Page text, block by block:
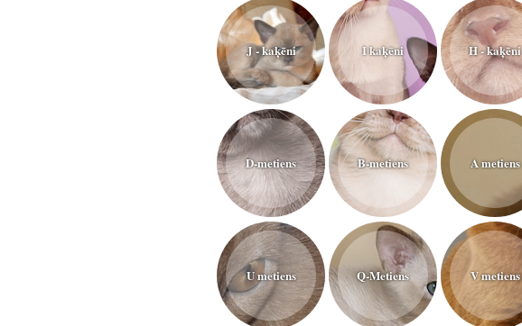
J - kaķēni I kaķēni H - kaķēni
D-metiens B-metiens A metiens
U metiens Q-Metiens V metiens